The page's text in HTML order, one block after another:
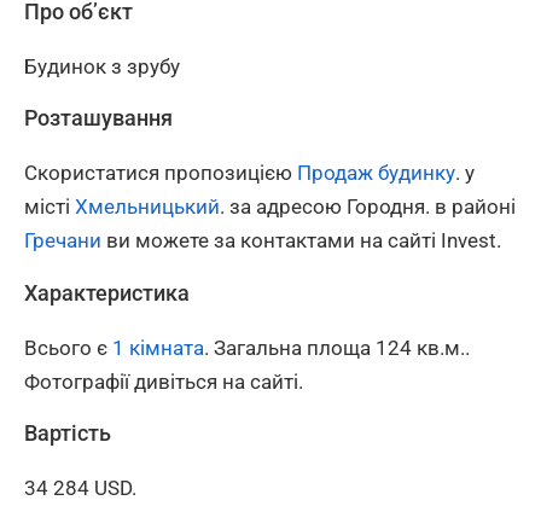
Про об’єкт
Будинок з зрубу
Розташування
Скористатися пропозицією Продаж будинку. у
місті Хмельницький. за адресою Городня. в районі
Гречани ви можете за контактами на сайті Invest.
Характеристика
Всього є 1 кімната. Загальна площа 124 кв.м..
Фотографії дивіться на сайті.
Вартість
34 284 USD.